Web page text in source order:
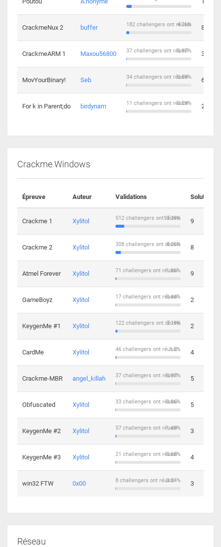
CrackmeNux 2 buffer 4.76%
182 challengers ont réussi 8
CrackmeARM 1 Maxou56800 0.97%
37 challengers ont réussi 3
MovYourBinary! Seb 0.89%
34 challengers ont réussi 6
For k in Parent;do birdynam 0.29%
11 challengers ont réussi 2
Crackme Windows
Épreuve Auteur Validations Solutions
Crackme 1 Xylitol 13.39%
512 challengers ont réussi 9
Crackme 2 Xylitol 8.05%
308 challengers ont réussi 8
Atmel Forever Xylitol 1.86%
71 challengers ont réussi 9
GameBoyz Xylitol 0.44%
17 challengers ont réussi 2
KeygenMe #1 Xylitol 3.19%
122 challengers ont réussi 2
CardMe Xylitol 1.2%
46 challengers ont réussi 4
Crackme-MBR angel_killah 0.97%
37 challengers ont réussi 5
Obfuscated Xylitol 0.86%
33 challengers ont réussi 5
KeygenMe #2 Xylitol 1.49%
57 challengers ont réussi 3
KeygenMe #3 Xylitol 0.68%
21 challengers ont réussi 4
win32 FTW 0x00 0.24%
8 challengers ont réussi 3
Réseau